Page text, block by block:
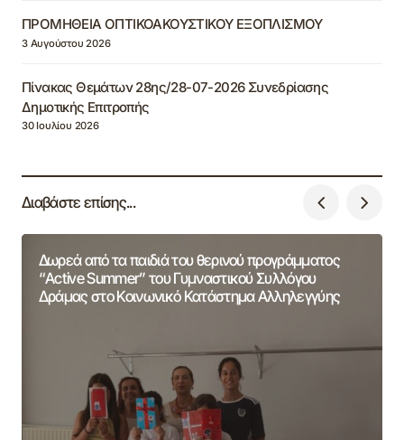
ΠΡΟΜΗΘΕΙΑ ΟΠΤΙΚΟΑΚΟΥΣΤΙΚΟΥ ΕΞΟΠΛΙΣΜΟΥ
3 Αυγούστου 2026
Πίνακας Θεμάτων 28ης/28-07-2026 Συνεδρίασης
Δημοτικής Επιτροπής
30 Ιουλίου 2026
Διαβάστε επίσης...
Δωρεά από τα παιδιά του θερινού προγράμματος
“Active Summer” του Γυμναστικού Συλλόγου
Δράμας στο Κοινωνικό Κατάστημα Αλληλεγγύης